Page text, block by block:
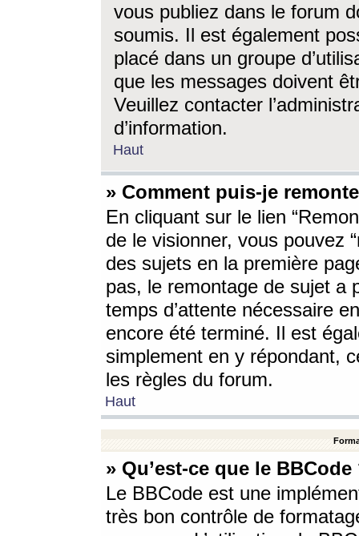
vous publiez dans le forum
soumis. Il est également
placé dans un groupe
que les messages doivent
Veuillez contacter
d’information.
Haut
» Comment puis-je
En cliquant sur le lien
de le visionner, vous pouvez
des sujets en la première
pas, le remontage de sujet a
temps d’attente nécessaire
encore été terminé. Il est
simplement en y répondant,
les règles du forum.
Haut
» Qu’est-ce que le BBCode
Le BBCode est une
très bon contrôle de